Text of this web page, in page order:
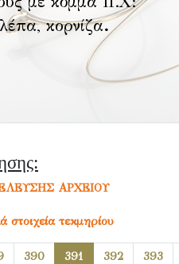
κορνίζα.
ΑΡΧΕΙΟΥ
στοιχεία τεκμηρίου
390 391 392 393